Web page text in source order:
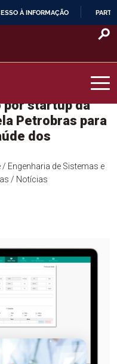
À INFORMAÇÃO
por startup da
Petrobras para
dos
/ Engenharia de Sistemas e
/ Notícias